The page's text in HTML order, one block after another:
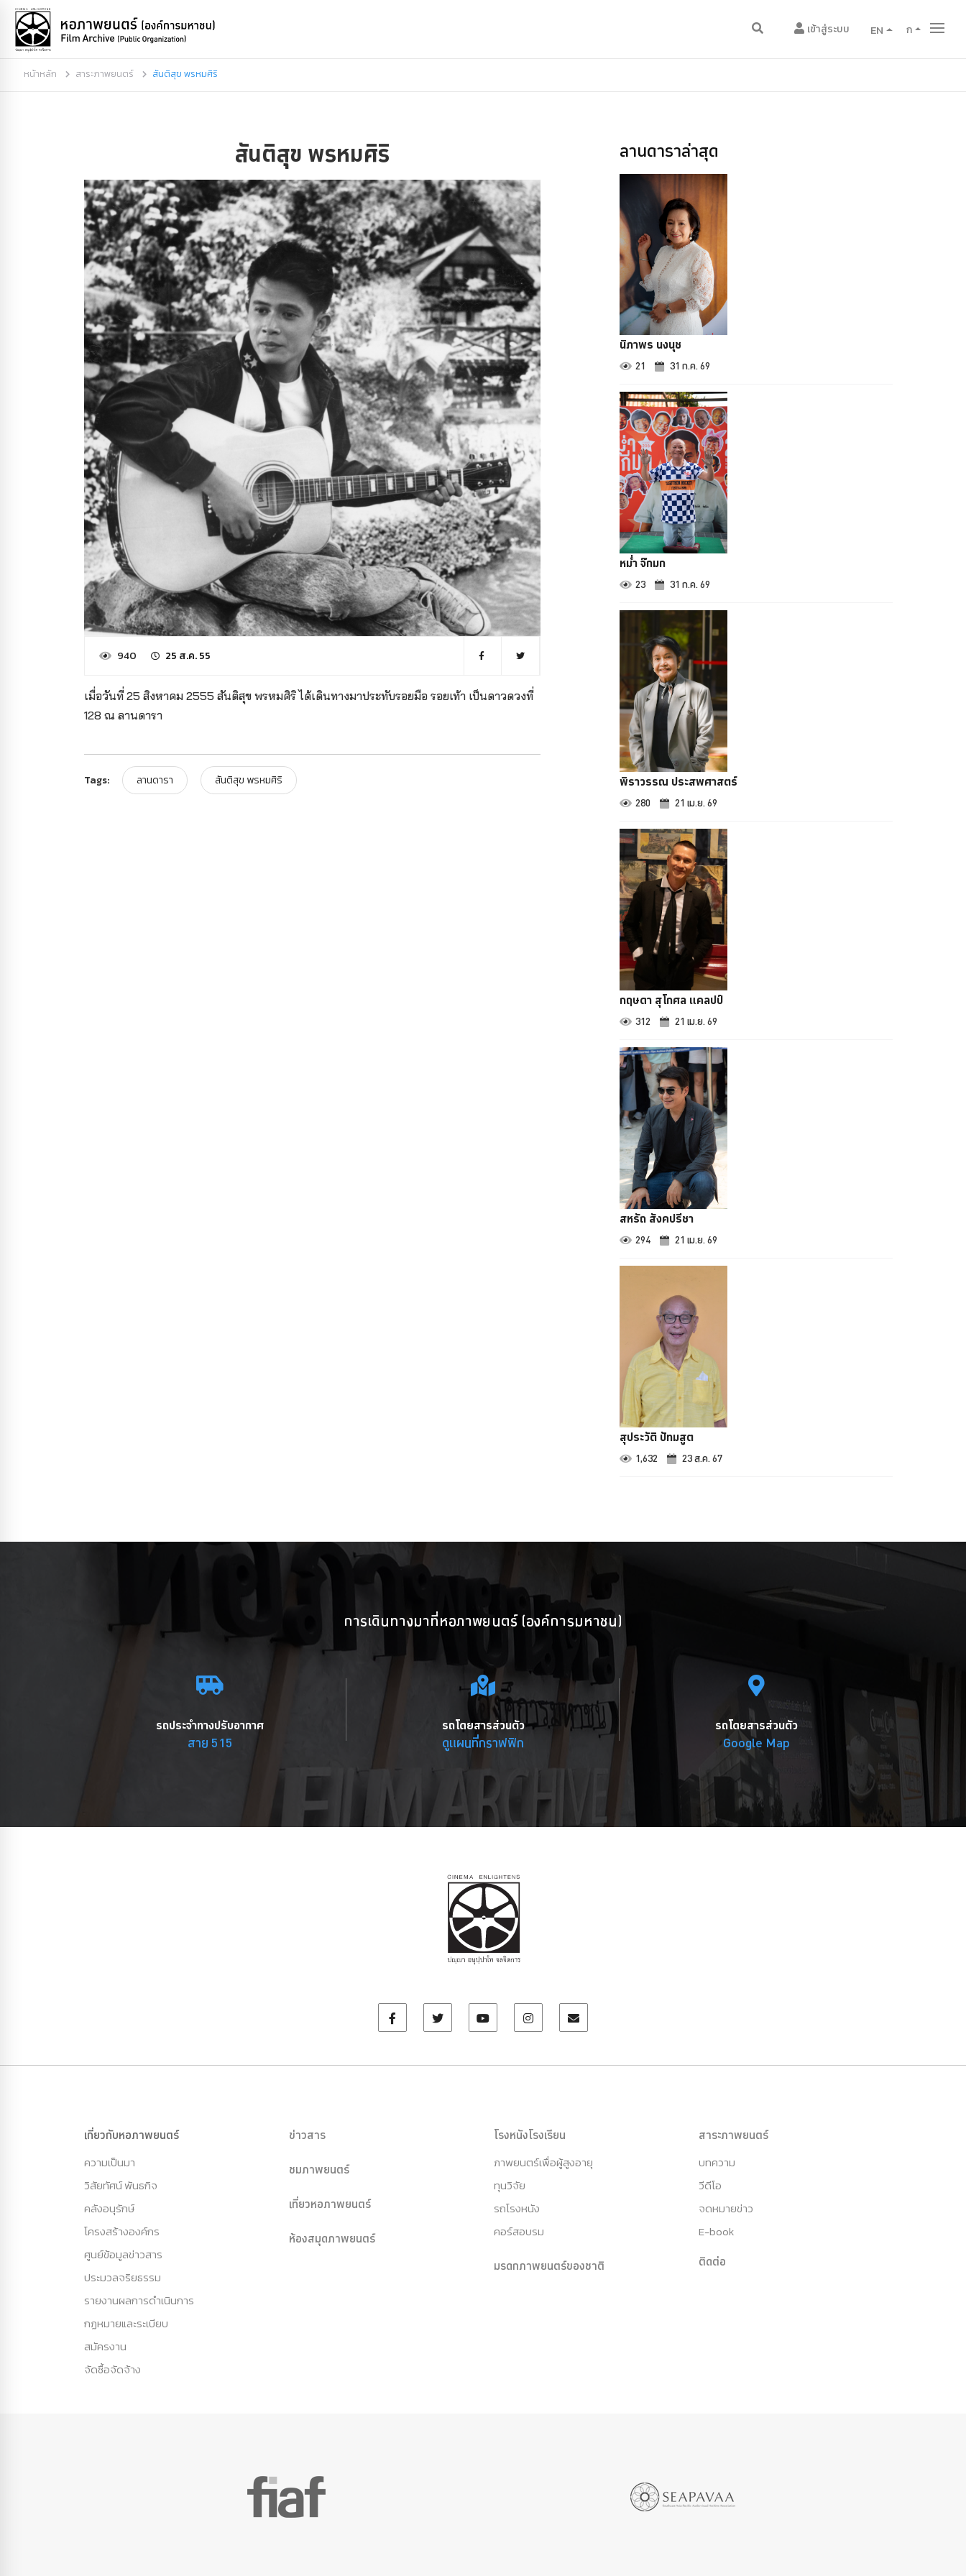
เข้าสู่ระบบ EN ก
หน้าหลัก สาระภาพยนตร์ สันติสุข พรหมศิริ
สันติสุข พรหมศิริ
940 25 ส.ค. 55
เมื่อวันที่ 25 สิงหาคม 2555 สันติสุข พรหมศิริ ได้เดินทางมาประทับรอยมือ รอยเท้า เป็นดาวดวงที่
128 ณ ลานดารา
Tags: ลานดารา สันติสุข พรหมศิริ
ลานดาราล่าสุด
นิภาพร นงนุช
21 31 ก.ค. 69
หม่ำ จ๊กมก
23 31 ก.ค. 69
พิราวรรณ ประสพศาสตร์
280 21 เม.ย. 69
กฤษดา สุโกศล แคลปป์
312 21 เม.ย. 69
สหรัถ สังคปรีชา
294 21 เม.ย. 69
สุประวัติ ปัทมสูต
1,632 23 ส.ค. 67
การเดินทางมาที่หอภาพยนตร์ (องค์การมหาชน)
รถประจำทางปรับอากาศ
สาย 515
รถโดยสารส่วนตัว
ดูแผนที่กราฟฟิก
รถโดยสารส่วนตัว
Google Map
เกี่ยวกับหอภาพยนตร์
ความเป็นมา
วิสัยทัศน์ พันธกิจ
คลังอนุรักษ์
โครงสร้างองค์กร
ศูนย์ข้อมูลข่าวสาร
ประมวลจริยธรรม
รายงานผลการดำเนินการ
กฏหมายและระเบียบ
สมัครงาน
จัดซื้อจัดจ้าง
ข่าวสาร
ชมภาพยนตร์
เที่ยวหอภาพยนตร์
ห้องสมุดภาพยนตร์
โรงหนังโรงเรียน
ภาพยนตร์เพื่อผู้สูงอายุ
ทุนวิจัย
รถโรงหนัง
คอร์สอบรม
มรดกภาพยนตร์ของชาติ
สาระภาพยนตร์
บทความ
วีดีโอ
จดหมายข่าว
E-book
ติดต่อ